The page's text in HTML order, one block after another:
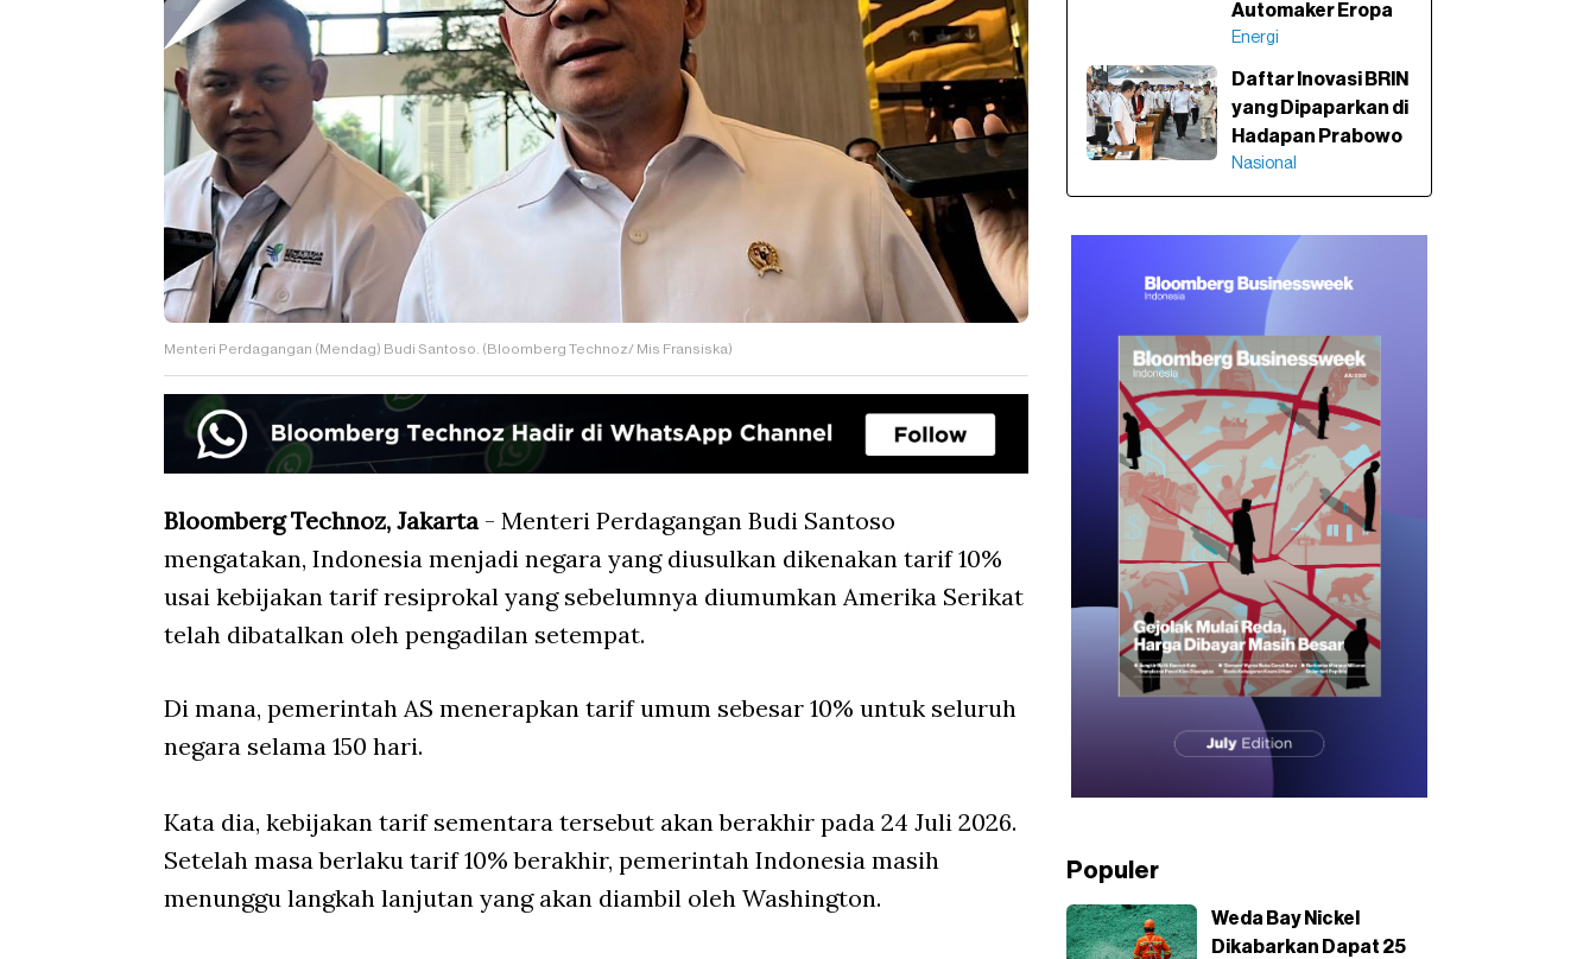
Menteri Perdagangan (Mendag) Budi Santoso. (Bloomberg Technoz/ Mis Fransiska)
Bloomberg Technoz, Jakarta- Menteri Perdagangan Budi Santoso
mengatakan, Indonesia menjadi negara yang diusulkan dikenakan tarif 10%
usai kebijakan tarif resiprokal yang sebelumnya diumumkan Amerika Serikat
telah dibatalkan oleh pengadilan setempat.
Di mana, pemerintah AS menerapkan tarif umum sebesar 10% untuk seluruh
negara selama 150 hari.
Kata dia, kebijakan tarif sementara tersebut akan berakhir pada 24 Juli 2026.
Setelah masa berlaku tarif 10% berakhir, pemerintah Indonesia masih
menunggu langkah lanjutan yang akan diambil oleh Washington.
Automaker Eropa
Energi
Daftar Inovasi BRIN
yang Dipaparkan di
Hadapan Prabowo
Nasional
Populer
Weda Bay Nickel
Dikabarkan Dapat 25